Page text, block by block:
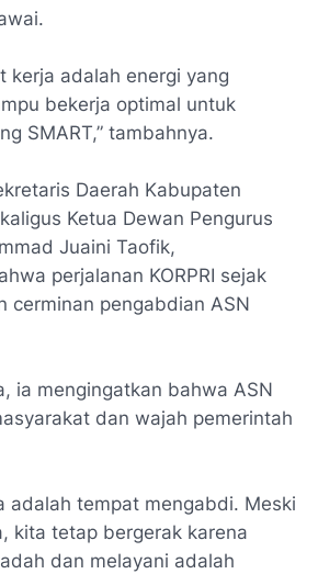
kerja adalah energi yang
bekerja optimal untuk
SMART,” tambahnya.
Daerah Kabupaten
Ketua Dewan Pengurus
Juaini Taofik,
perjalanan KORPRI sejak
cerminan pengabdian ASN
ia mengingatkan bahwa ASN
dan wajah pemerintah
adalah tempat mengabdi. Meski
kita tetap bergerak karena
dan melayani adalah